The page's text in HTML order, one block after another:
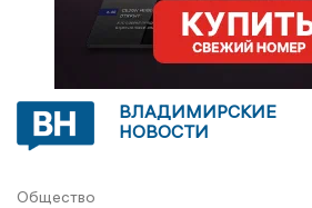
ВЛАДИМИРСКИЕ
НОВОСТИ
Общество